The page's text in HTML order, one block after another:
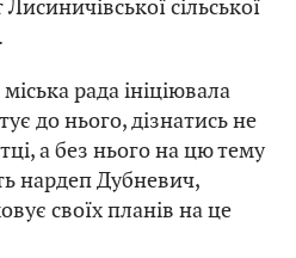
сільської
рада ініціювала
до нього, дізнатись не
а без нього на цю тему
нардеп Дубневич,
своїх планів на це